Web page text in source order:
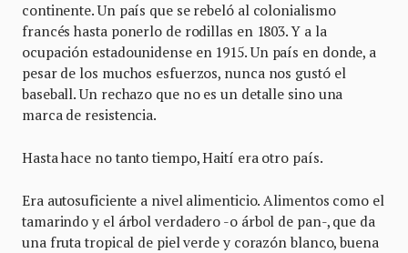
continente. Un país que se rebeló al colonialismo
francés hasta ponerlo de rodillas en 1803. Y a la
ocupación estadounidense en 1915. Un país en donde, a
pesar de los muchos esfuerzos, nunca nos gustó el
baseball. Un rechazo que no es un detalle sino una
marca de resistencia.
Hasta hace no tanto tiempo, Haití era otro país.
Era autosuficiente a nivel alimenticio. Alimentos como el
tamarindo y el árbol verdadero -o árbol de pan-, que da
una fruta tropical de piel verde y corazón blanco, buena